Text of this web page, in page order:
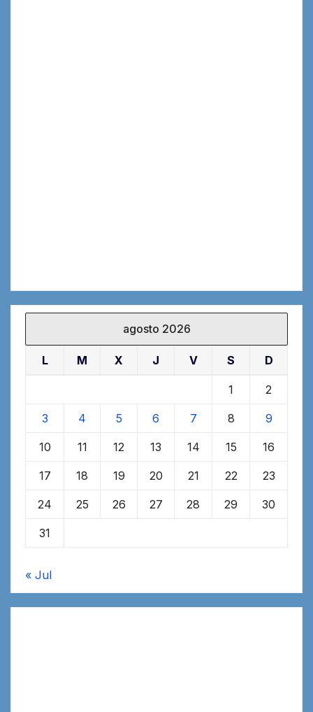
agosto 2026
L M X J V S D
1 2
3 4 5 6 7 8 9
10 11 12 13 14 15 16
17 18 19 20 21 22 23
24 25 26 27 28 29 30
31
« Jul